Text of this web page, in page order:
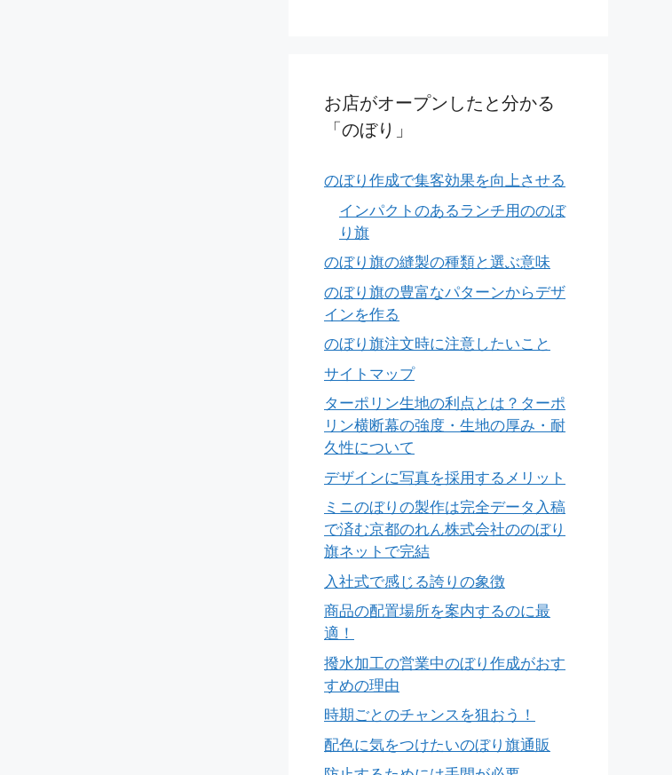
お店がオープンしたと分かる
「のぼり」
のぼり作成で集客効果を向上させる
インパクトのあるランチ用ののぼ
り旗
のぼり旗の縫製の種類と選ぶ意味
のぼり旗の豊富なパターンからデザ
インを作る
のぼり旗注文時に注意したいこと
サイトマップ
ターポリン生地の利点とは？ターポ
リン横断幕の強度・生地の厚み・耐
久性について
デザインに写真を採用するメリット
ミニのぼりの製作は完全データ入稿
で済む京都のれん株式会社ののぼり
旗ネットで完結
入社式で感じる誇りの象徴
商品の配置場所を案内するのに最
適！
撥水加工の営業中のぼり作成がおす
すめの理由
時期ごとのチャンスを狙おう！
配色に気をつけたいのぼり旗通販